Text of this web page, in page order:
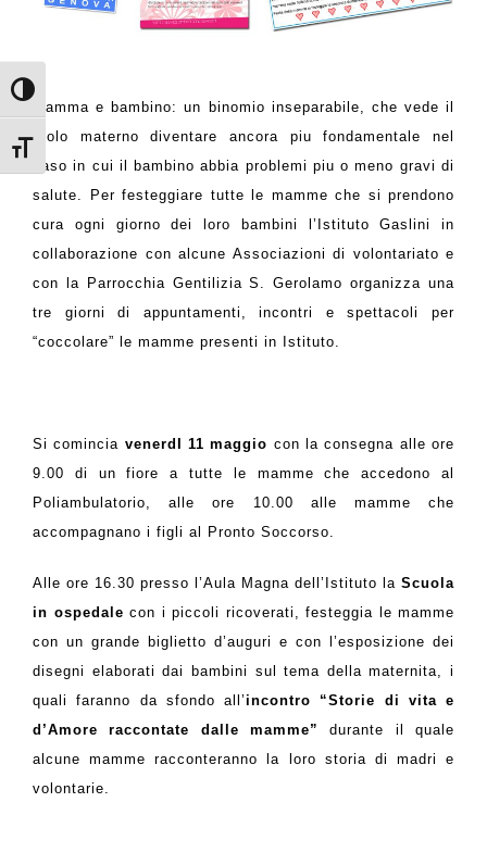
Attiva/disattiva alto contrasto
Attiva/disattiva dimensione testo
Mamma e bambino: un binomio inseparabile, che vede il
ruolo materno diventare ancora piu fondamentale nel
caso in cui il bambino abbia problemi piu o meno gravi di
salute. Per festeggiare tutte le mamme che si prendono
cura ogni giorno dei loro bambini l’Istituto Gaslini in
collaborazione con alcune Associazioni di volontariato e
con la Parrocchia Gentilizia S. Gerolamo organizza una
tre giorni di appuntamenti, incontri e spettacoli per
“coccolare” le mamme presenti in Istituto.
Si comincia venerdI 11 maggio con la consegna alle ore
9.00 di un fiore a tutte le mamme che accedono al
Poliambulatorio, alle ore 10.00 alle mamme che
accompagnano i figli al Pronto Soccorso.
Alle ore 16.30 presso l’Aula Magna dell’Istituto la Scuola
in ospedale con i piccoli ricoverati, festeggia le mamme
con un grande biglietto d’auguri e con l’esposizione dei
disegni elaborati dai bambini sul tema della maternita, i
quali faranno da sfondo all’incontro
“Storie di vita e
d’Amore raccontate dalle mamme”durante il quale
alcune mamme racconteranno la loro storia di madri e
volontarie.